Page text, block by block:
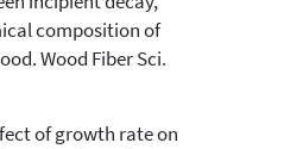
composition of
Wood Fiber Sci.
of growth rate on